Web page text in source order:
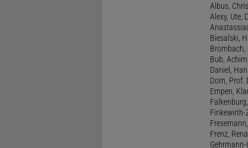
Albus,
Alexy, Ute,
Biesalski,
Brombach,
Bub,
Daniel,
Dorn, Prof.
Empen,
Finkewirth-
Frenz,